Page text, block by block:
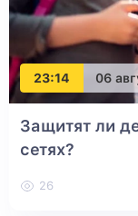
23:14 06
Защитят ли
сетях?
26